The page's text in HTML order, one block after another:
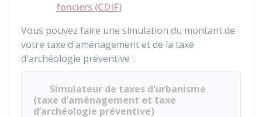
fonciers (CDIF)
Vous pouvez faire une simulation du montant de
votre taxe d'aménagement et de la taxe
d'archéologie préventive :
Simulateur de taxes d'urbanisme
(taxe d’aménagement et taxe
d’archéologie préventive)